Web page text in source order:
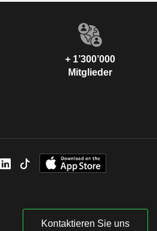
+ 1’300’000
Mitglieder
Kontaktieren Sie uns